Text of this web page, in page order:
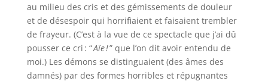
au milieu des cris et des gémissements de douleur
et de désespoir qui horrifiaient et faisaient trembler
de frayeur. (C’est à la vue de ce spectacle que j’ai dû
pousser ce cri : “Aïe !” que l’on dit avoir entendu de
moi.) Les démons se distinguaient (des âmes des
damnés) par des formes horribles et répugnantes